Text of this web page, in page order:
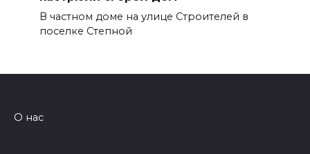
В частном доме на улице Строителей в
поселке Степной
О нас